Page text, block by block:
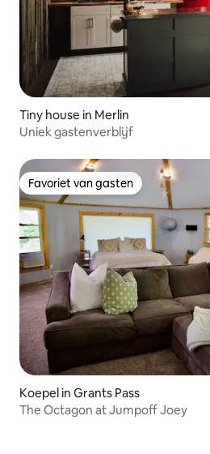
Tiny house in Merlin
Uniek gastenverblijf
Favoriet van gasten
Favoriet van gasten
Koepel in Grants Pass
The Octagon at Jumpoff Joey